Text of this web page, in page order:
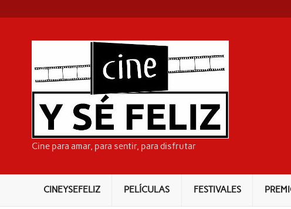
content
Cine para amar, para sentir, para disfrutar
CINEYSEFELIZ PELÍCULAS FESTIVALES